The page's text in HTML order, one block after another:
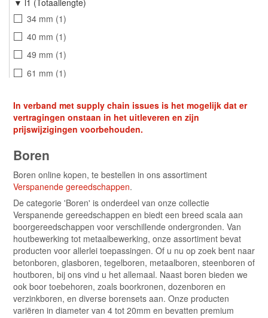
118 splitpoint graden
90 graden
Meersnijder
Speciaalgeslepen
118 graden splitpoint 16
72 mm 1
82 mm 1
92 mm 1
102 mm 1
122 mm 1
132 mm 1
152 mm
162 mm 1
l1 (Totaallengte)
34 mm 1
40 mm 1
49 mm 1
61 mm 1
70 mm 1
75 mm 2
86 mm
93 mm 2
101 mm 1
109 mm 3
117 mm 1
125 mm 2
133 mm 3
142 mm 2
151 mm 3
In verband met supply chain issues is het mogelijk dat er
vertragingen onstaan in het uitleveren en zijn
prijswijzigingen voorbehouden.
Boren
Boren online kopen, te bestellen in ons assortiment
Verspanende gereedschappen.
De categorie 'Boren' is onderdeel van onze collectie
Verspanende gereedschappen en biedt een breed scala aan
boorgereedschappen voor verschillende ondergronden. Van
houtbewerking tot metaalbewerking, onze assortiment bevat
producten voor allerlei toepassingen. Of u nu op zoek bent naar
betonboren, glasboren, tegelboren, metaalboren, steenboren of
houtboren, bij ons vind u het allemaal. Naast boren bieden we
ook boor toebehoren, zoals boorkronen, dozenboren en
verzinkboren, en diverse borensets aan. Onze producten
variëren in diameter van 4 tot 20mm en bevatten premium